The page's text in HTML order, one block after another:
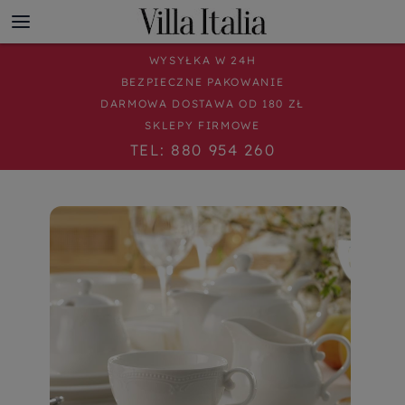
WYSYŁKA W 24H
BEZPIECZNE PAKOWANIE
DARMOWA DOSTAWA OD 180 ZŁ
SKLEPY FIRMOWE
TEL: 880 954 260